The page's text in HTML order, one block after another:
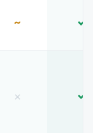
~ ✓
× ✓